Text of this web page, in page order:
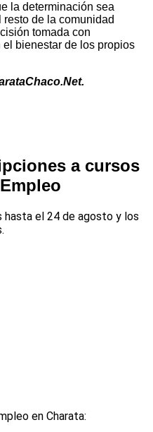
la determinación sea
de la comunidad
tomada con
bienestar de los propios
a cursos
hasta el 24 de agosto y los